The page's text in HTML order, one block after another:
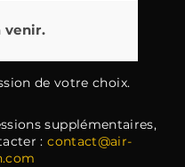
venir.
de votre choix.
supplémentaires,
:contact@air-